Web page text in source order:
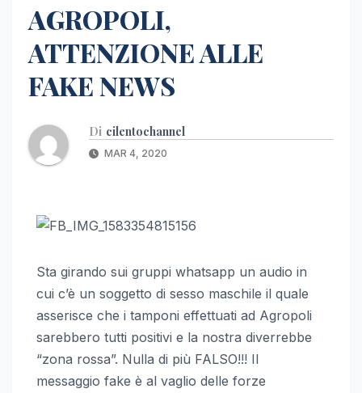
AGROPOLI,
ATTENZIONE ALLE
FAKE NEWS
Di cilentochannel
MAR 4, 2020
Sta girando sui gruppi whatsapp un audio in
cui c’è un soggetto di sesso maschile il quale
asserisce che i tamponi effettuati ad Agropoli
sarebbero tutti positivi e la nostra diverrebbe
“zona rossa”. Nulla di più FALSO!!! Il
messaggio fake è al vaglio delle forze